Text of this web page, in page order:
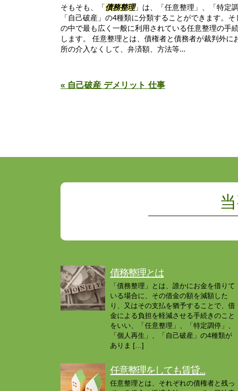
そもそも、「債務整理」は、「任意整理」、「特定
「自己破産」の4種類に分類することができます。そ
の中で最も広く一般に利用されている任意整理の手
します。 任意整理とは、債権者と債務者が裁判外に
所の介入なくして、弁済額、方法等...
« 自己破産 デメリット 仕事
債務整理とは
「債務整理」とは、誰かにお金を借りて
いる場合に、その借金の額を減額した
り、又はその支払を猶予することで、借
金による負担を軽減させる手続きのこと
をいい、「任意整理」、「特定調停」、
「個人再生」、「自己破産」の4種類が
ありま […]
任意整理をしても賃貸...
任意整理とは、それぞれの債権者と残っ